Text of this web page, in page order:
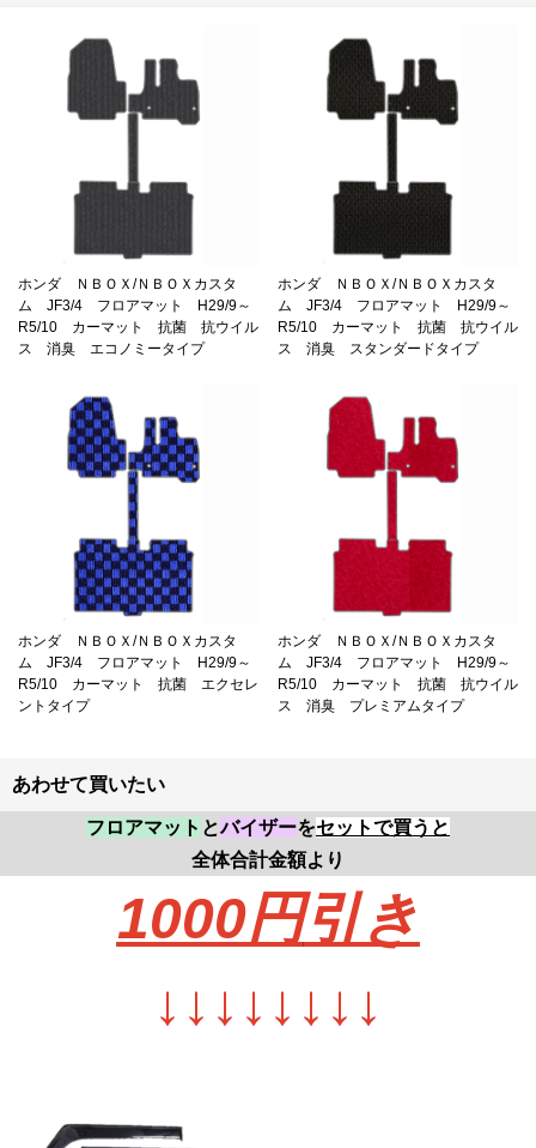
ホンダ ＮＢＯＸ/ＮＢＯＸカスタ
ム JF3/4 フロアマット H29/9～
R5/10 カーマット 抗菌 抗ウイル
ス 消臭 エコノミータイプ
ホンダ ＮＢＯＸ/ＮＢＯＸカスタ
ム JF3/4 フロアマット H29/9～
R5/10 カーマット 抗菌 抗ウイル
ス 消臭 スタンダードタイプ
ホンダ ＮＢＯＸ/ＮＢＯＸカスタ
ム JF3/4 フロアマット H29/9～
R5/10 カーマット 抗菌 エクセレ
ントタイプ
ホンダ ＮＢＯＸ/ＮＢＯＸカスタ
ム JF3/4 フロアマット H29/9～
R5/10 カーマット 抗菌 抗ウイル
ス 消臭 プレミアムタイプ
あわせて買いたい
フロアマット とバイザーをセットで買うと
全体合計金額より
1000円引き
↓ ↓ ↓ ↓ ↓ ↓ ↓ ↓